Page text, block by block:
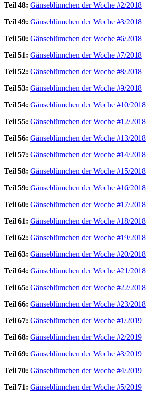
Teil 48: Gänseblümchen der Woche #2/2018
Teil 49: Gänseblümchen der Woche #3/2018
Teil 50: Gänseblümchen der Woche #6/2018
Teil 51: Gänseblümchen der Woche #7/2018
Teil 52: Gänseblümchen der Woche #8/2018
Teil 53: Gänseblümchen der Woche #9/2018
Teil 54: Gänseblümchen der Woche #10/2018
Teil 55: Gänseblümchen der Woche #12/2018
Teil 56: Gänseblümchen der Woche #13/2018
Teil 57: Gänseblümchen der Woche #14/2018
Teil 58: Gänseblümchen der Woche #15/2018
Teil 59: Gänseblümchen der Woche #16/2018
Teil 60: Gänseblümchen der Woche #17/2018
Teil 61: Gänseblümchen der Woche #18/2018
Teil 62: Gänseblümchen der Woche #19/2018
Teil 63: Gänseblümchen der Woche #20/2018
Teil 64: Gänseblümchen der Woche #21/2018
Teil 65: Gänseblümchen der Woche #22/2018
Teil 66: Gänseblümchen der Woche #23/2018
Teil 67: Gänseblümchen der Woche #1/2019
Teil 68: Gänseblümchen der Woche #2/2019
Teil 69: Gänseblümchen der Woche #3/2019
Teil 70: Gänseblümchen der Woche #4/2019
Teil 71: Gänseblümchen der Woche #5/2019